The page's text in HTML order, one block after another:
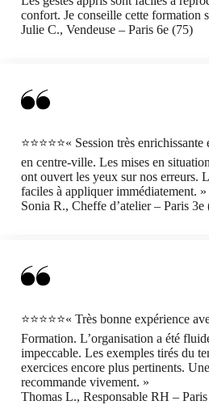
confort. Je conseille cette formation
Julie C., Vendeuse – Paris 6e (75)
⭐⭐⭐⭐⭐« Session très
en centre-ville. Les mises en
ont ouvert les yeux sur nos erreurs.
faciles à appliquer immédiatement. »
Sonia R., Cheffe d’atelier – Paris 3e
⭐⭐⭐⭐⭐« Très bonne expérience
Formation. L’organisation a été
impeccable. Les exemples tirés du
exercices encore plus pertinents.
recommande vivement. »
Thomas L., Responsable RH –